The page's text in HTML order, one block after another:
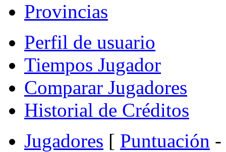
Provincias
Perfil de usuario
Tiempos Jugador
Comparar Jugadores
Historial de Créditos
Jugadores [ Puntuación -